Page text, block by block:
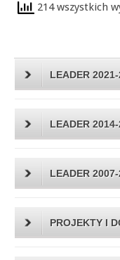
214 wszystkich
LEADER
LEADER
LEADER
PROJEKTY I